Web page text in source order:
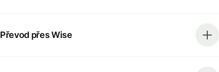
Převod přes Wise